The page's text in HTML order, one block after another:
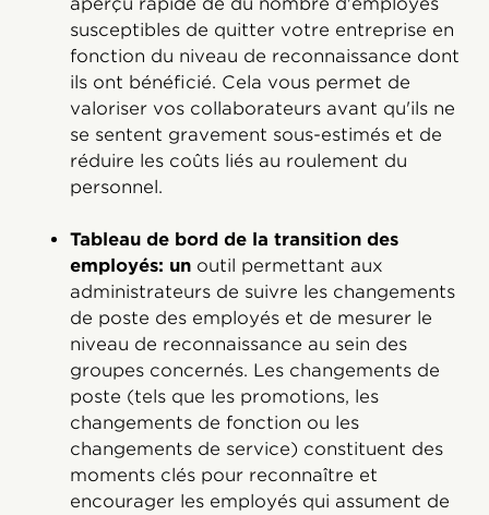
susceptibles de quitter votre entreprise en
fonction du niveau de reconnaissance dont
ils ont bénéficié. Cela vous permet de
valoriser vos collaborateurs avant qu'ils ne
se sentent gravement sous-estimés et de
réduire les coûts liés au roulement du
personnel.
Tableau de bord de la transition des
employés: un outil permettant aux
administrateurs de suivre les changements
de poste des employés et de mesurer le
niveau de reconnaissance au sein des
groupes concernés. Les changements de
poste (tels que les promotions, les
changements de fonction ou les
changements de service) constituent des
moments clés pour reconnaître et
encourager les employés qui assument de